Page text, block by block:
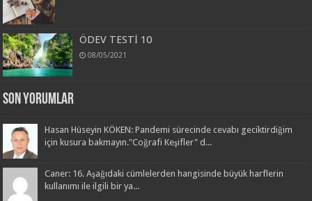
ÖDEV TESTİ 10
08/05/2021
Son Yorumlar
Hasan Hüseyin KÖKEN: Pandemi sürecinde cevabı geciktirdiğim
için kusura bakmayın."Coğrafi Keşifler" d...
Caner: 16. Aşağıdaki cümlelerden hangisinde büyük harflerin
kullanımı ile ilgili bir ya...